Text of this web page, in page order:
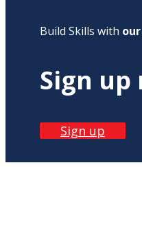
Build Skills with our
Sign up
Sign up